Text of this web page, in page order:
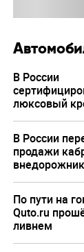
В России
люксовый
В России
продажи
По пути на
Quto.ru
ливнем